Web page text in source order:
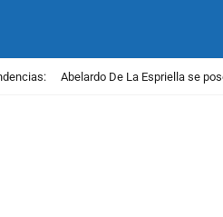
Abelardo De La Espriella se